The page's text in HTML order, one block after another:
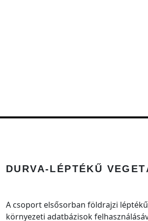
DURVA-LÉPTÉKŰ
A csoport elsősorban földrajzi
környezeti adatbázisok